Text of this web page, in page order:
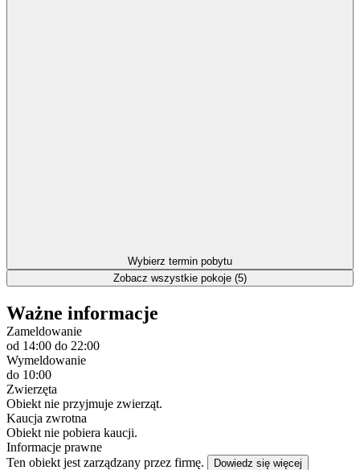
Wybierz termin pobytu
Zobacz wszystkie pokoje (5)
Ważne informacje
Zameldowanie
od 14:00 do 22:00
Wymeldowanie
do 10:00
Zwierzęta
Obiekt nie przyjmuje zwierząt.
Kaucja zwrotna
Obiekt nie pobiera kaucji.
Informacje prawne
Ten obiekt jest zarządzany przez firmę.
Dowiedz się więcej